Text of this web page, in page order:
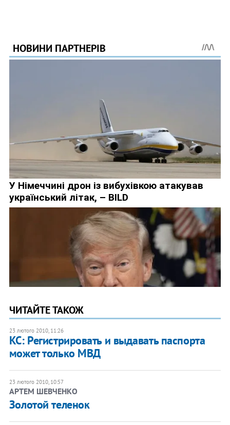
ЧИТАЙТЕ ТАКОЖ
23 лютого 2010, 11:26
КС: Регистрировать и выдавать паспорта
может только МВД
23 лютого 2010, 10:57
АРТЕМ ШЕВЧЕНКО
Золотой теленок